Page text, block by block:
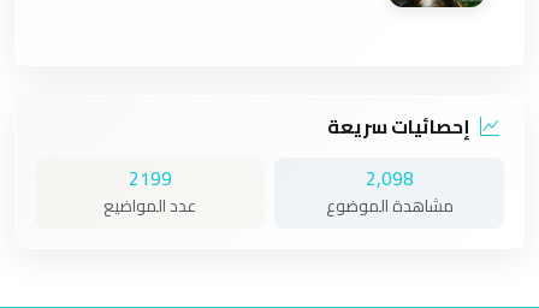
إحصائيات سريعة
2,098
مشاهدة الموضوع
2199
عدد المواضيع